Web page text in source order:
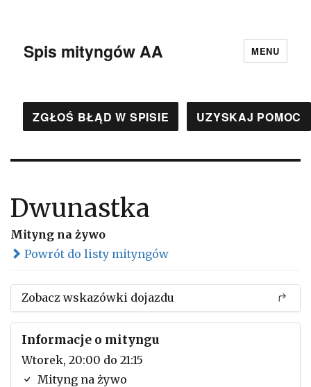
Spis mityngów AA MENU
ZGŁOŚ BŁĄD W SPISIE UZYSKAJ POMOC
Dwunastka
Mityng na żywo
Powrót do listy mityngów
Zobacz wskazówki dojazdu
Informacje o mityngu
Wtorek, 20:00 do 21:15
Mityng na żywo